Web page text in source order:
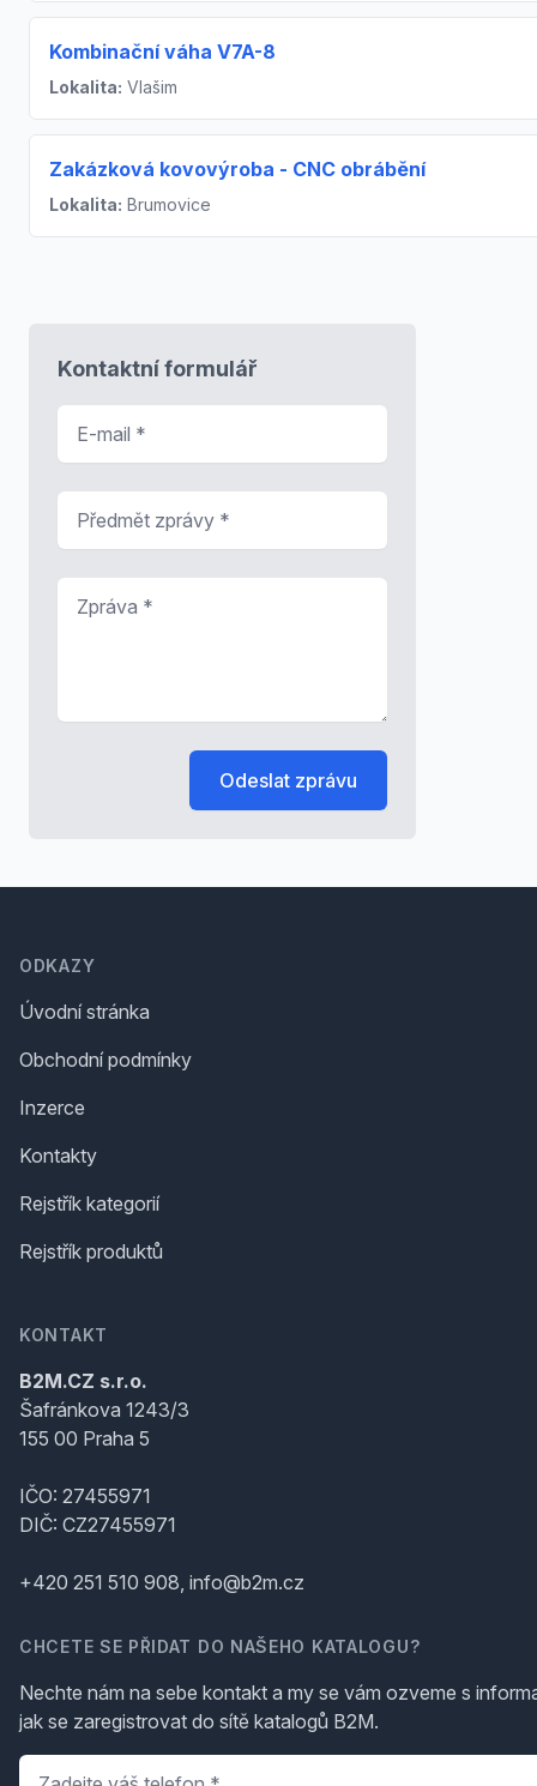
Kombinační váha V7A-8
Lokalita: Vlašim
Zakázková kovovýroba - CNC obrábění
Lokalita: Brumovice
Kontaktní formulář
Odeslat zprávu
ODKAZY
Úvodní stránka
Obchodní podmínky
Inzerce
Kontakty
Rejstřík kategorií
Rejstřík produktů
KONTAKT
B2M.CZ s.r.o.
Šafránkova 1243/3
155 00 Praha 5
IČO: 27455971
DIČ: CZ27455971
+420 251 510 908, info@b2m.cz
CHCETE SE PŘIDAT DO NAŠEHO KATALOGU?
Nechte nám na sebe kontakt a my se vám ozveme s
jak se zaregistrovat do sítě katalogů B2M.
Telefon